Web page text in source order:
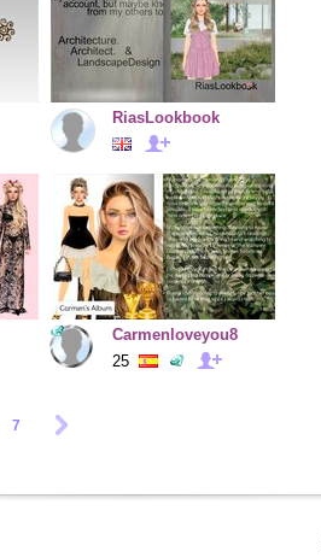
RiasLookbook
Carmenloveyou8
25
7